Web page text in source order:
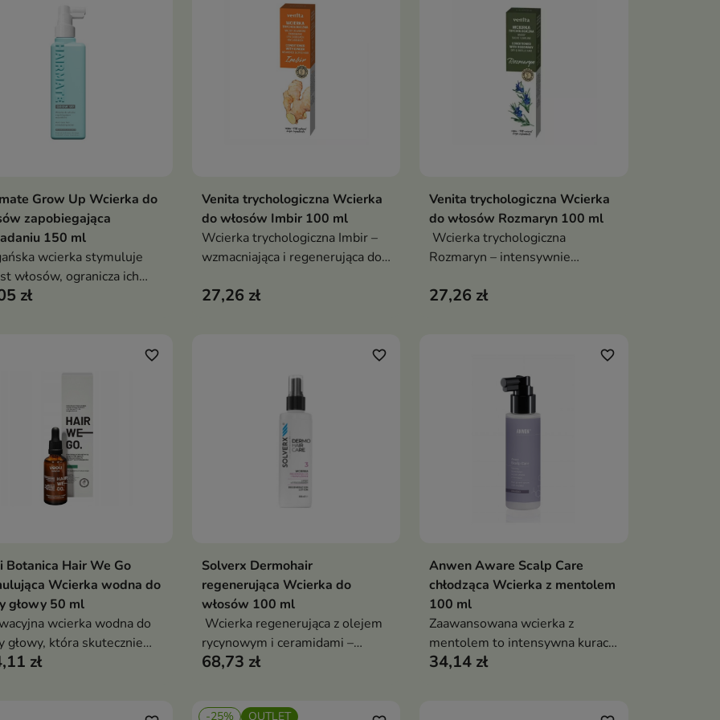
Dodaj do koszyka
Grow Up Wcierka do
zapobiegająca
150 ml
wcierka stymuluje
włosów, ogranicza ich
i wzmacnia cebulki.
zł
Dodaj do koszyka
Venita trychologiczna Wcierka
do włosów Imbir 100 ml
Wcierka trychologiczna Imbir –
wzmacniająca i regenerująca do
farbowanych i po zabiegach
27,26 zł
Dodaj do koszyka
Venita trychologiczna Wcierka
do włosów Rozmaryn 100 ml
Wcierka trychologiczna
Rozmaryn – intensywnie
włosów suchych i łamliwych, z
27,26 zł
Dodaj do koszyka
favorite_border
Botanica Hair We Go
Wcierka wodna do
głowy 50 ml
wcierka wodna do
głowy, która skutecznie
wzrost włosów,
zł
 Dodaj do koszyka
favorite_border
Solverx Dermohair
regenerująca Wcierka do
włosów 100 ml
Wcierka regenerująca z olejem
rycynowym i ceramidami –
wzmocnij cebulki, ogranicz
68,73 zł
Dodaj do koszyka
favorite_border
Anwen Aware Scalp Care
chłodząca Wcierka z mentolem
100 ml
Zaawansowana wcierka z
mentolem to intensywna kuracja
stworzona z myślą o osobach,
34,14 zł
-25% OUTLET